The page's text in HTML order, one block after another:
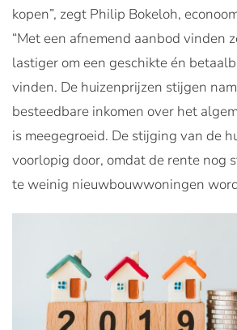
kopen”, zegt Philip Bokeloh,
“Met een afnemend aanbod vinden
lastiger om een geschikte én
vinden. De huizenprijzen stijgen
besteedbare inkomen over het
is meegegroeid. De stijging van de
voorlopig door, omdat de rente nog
te weinig nieuwbouwwoningen